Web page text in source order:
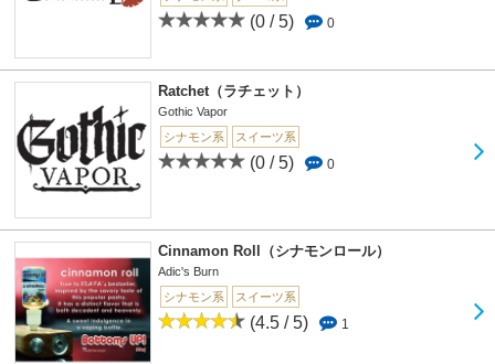
(0 / 5) 0
Ratchet（ラチェット）
Gothic Vapor
シナモン系
スイーツ系
(0 / 5) 0
Cinnamon Roll（シナモンロール）
Adic's Burn
シナモン系
スイーツ系
(4.5 / 5) 1